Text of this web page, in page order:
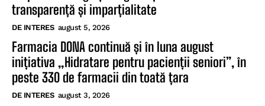
transparență și imparțialitate
DE INTERES august 5, 2026
Farmacia DONA continuă și în luna august
inițiativa „Hidratare pentru pacienții seniori”, în
peste 330 de farmacii din toată țara
DE INTERES august 3, 2026